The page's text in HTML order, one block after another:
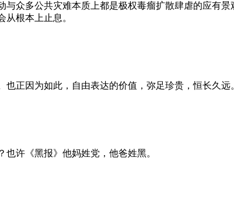
众多公共灾难本质上都是极权毒瘤扩散肆虐的应有
根本上止息。
正因为如此，自由表达的价值，弥足珍贵，恒长久
许《黑报》他妈姓党，他爸姓黑。